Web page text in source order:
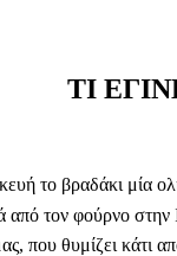
ΤΙ
το βραδάκι μία
από τον φούρνο
που θυμίζει κάτι